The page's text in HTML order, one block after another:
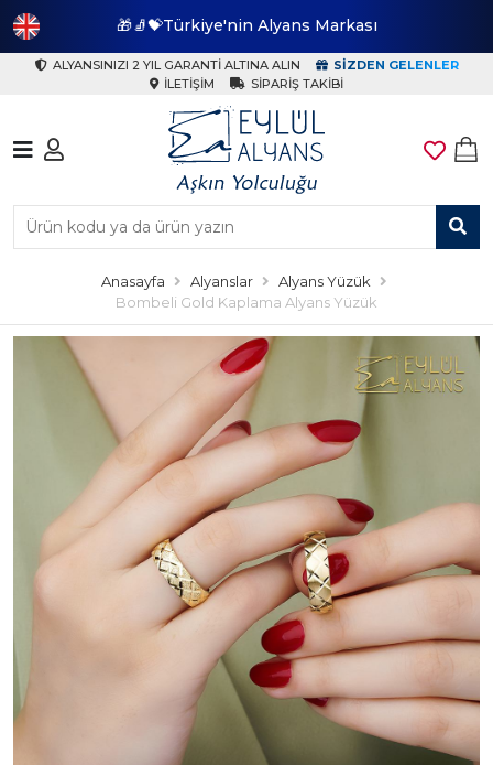
🎁🧦💝Türkiye'nin Alyans Markası
ALYANSINIZI 2 YIL GARANTI ALTINA ALIN
SIZDEN GELENLER
İLETIŞIM
SIPARIŞ TAKIBI
Anasayfa Alyanslar
Alyans Yüzük
Bombeli Gold Kaplama Alyans Yüzük